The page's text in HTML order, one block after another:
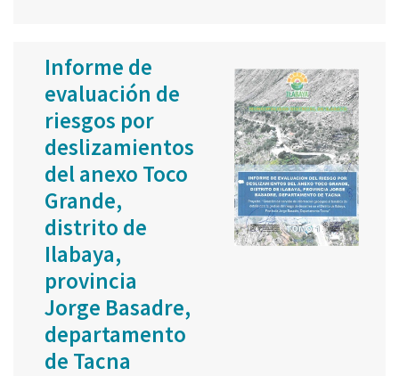
Informe de
evaluación de
riesgos por
deslizamientos
del anexo Toco
Grande,
distrito de
Ilabaya,
provincia
Jorge Basadre,
departamento
de Tacna